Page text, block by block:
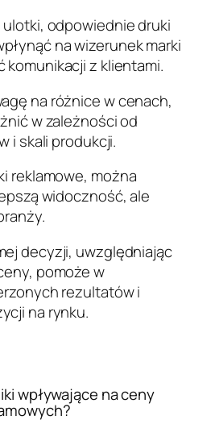
odpowiednie druki
na wizerunek marki
z klientami.
na różnice w cenach,
w zależności od
i skali produkcji.
reklamowe, można
widoczność, ale
decyzji, uwzględniając
pomoże w
rezultatów i
na rynku.
wpływające na ceny